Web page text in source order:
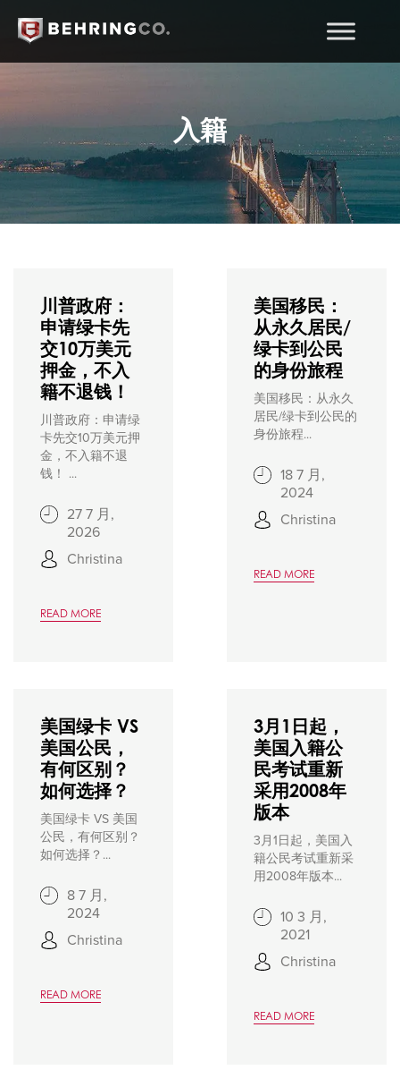
入籍
川普政府：
申请绿卡先
交10万美元
押金，不入
籍不退钱！
川普政府：申请绿
卡先交10万美元押
金，不入籍不退
钱！ ...
27 7 月,
2026
Christina
READ MORE
美国移民：
从永久居民/
绿卡到公民
的身份旅程
美国移民：从永久
居民/绿卡到公民的
身份旅程...
18 7 月,
2024
Christina
READ MORE
美国绿卡 VS
美国公民，
有何区别？
如何选择？
美国绿卡 VS 美国
公民，有何区别？
如何选择？...
8 7 月,
2024
Christina
READ MORE
3月1日起，
美国入籍公
民考试重新
采用2008年
版本
3月1日起，美国入
籍公民考试重新采
用2008年版本...
10 3 月,
2021
Christina
READ MORE